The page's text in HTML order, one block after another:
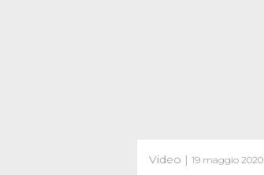
Video | 19 maggio 2020